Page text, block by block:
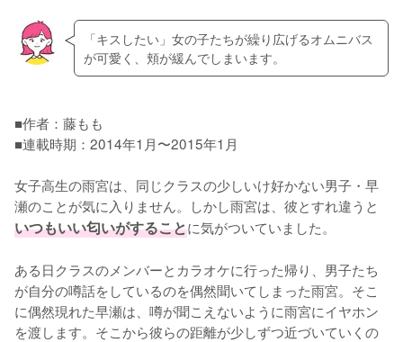
「キスしたい」女の子たちが繰り広げるオムニバス
が可愛く、頬が緩んでしまいます。
■作者：藤もも
■連載時期：2014年1月〜2015年1月
女子高生の雨宮は、同じクラスの少しいけ好かない男子・早
瀬のことが気に入りません。しかし雨宮は、彼とすれ違うと
いつもいい匂いがすることに気がついていました。
ある日クラスのメンバーとカラオケに行った帰り、男子たち
が自分の噂話をしているのを偶然聞いてしまった雨宮。そこ
に偶然現れた早瀬は、噂が聞こえないように雨宮にイヤホン
を渡します。そこから彼らの距離が少しずつ近づいていくの